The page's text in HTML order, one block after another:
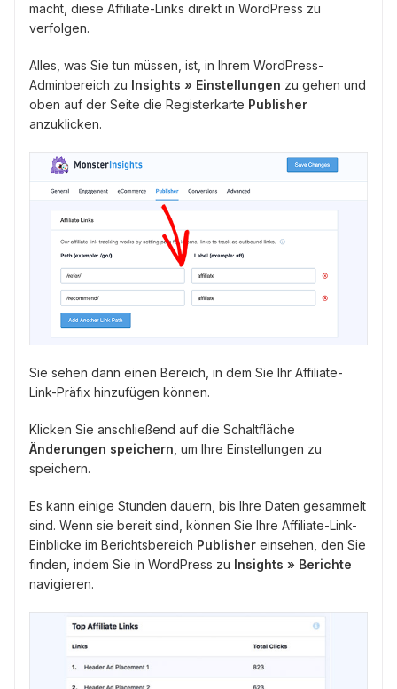
macht, diese Affiliate-Links direkt in WordPress zu
verfolgen.
Alles, was Sie tun müssen, ist, in Ihrem WordPress-
Adminbereich zu Insights » Einstellungen zu gehen und
oben auf der Seite die Registerkarte Publisher
anzuklicken.
Sie sehen dann einen Bereich, in dem Sie Ihr Affiliate-
Link-Präfix hinzufügen können.
Klicken Sie anschließend auf die Schaltfläche
Änderungen speichern , um Ihre Einstellungen zu
speichern.
Es kann einige Stunden dauern, bis Ihre Daten gesammelt
sind. Wenn sie bereit sind, können Sie Ihre Affiliate-Link-
Einblicke im Berichtsbereich Publisher einsehen, den Sie
finden, indem Sie in WordPress zu Insights » Berichte
navigieren.